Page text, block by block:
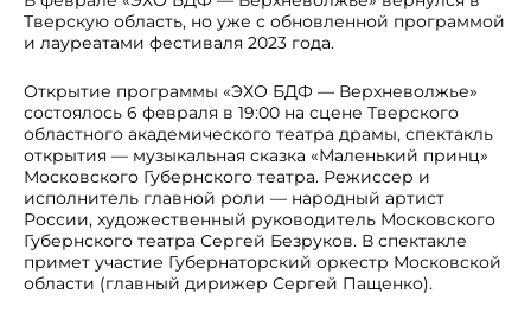
Тверскую область, но уже с обновленной программой
и лауреатами фестиваля 2023 года.
Открытие программы «ЭХО БДФ — Верхневолжье»
состоялось 6 февраля в 19:00 на сцене Тверского
областного академического театра драмы, спектакль
открытия — музыкальная сказка «Маленький принц»
Московского Губернского театра. Режиссер и
исполнитель главной роли — народный артист
России, художественный руководитель Московского
Губернского театра Сергей Безруков. В спектакле
примет участие Губернаторский оркестр Московской
области (главный дирижер Сергей Пащенко).